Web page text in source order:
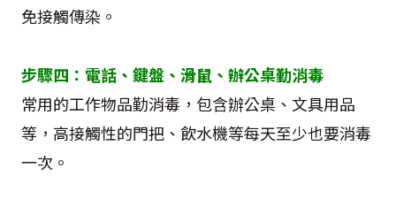
免接觸傳染。
步驟四：電話、鍵盤、滑鼠、辦公桌勤消毒
常用的工作物品勤消毒，包含辦公桌、文具用品
等，高接觸性的門把、飲水機等每天至少也要消毒
一次。